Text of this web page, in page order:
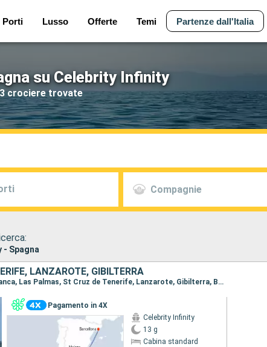
Porti Lusso Offerte Temi Partenze dall'Italia
su Celebrity Infinity
3 crociere trovate
Compagnie
Spagna
LANZAROTE, GIBILTERRA
Itinerario : Barcellona, Malaga, Tangeri, Casablanca, Las Palmas, St Cruz de Tenerife, Lanzarote, Gibilterra, Barcellona
Pagamento in 4X
Celebrity Infinity
13 g
Cabina standard